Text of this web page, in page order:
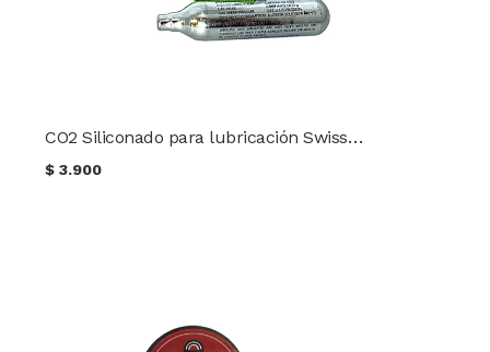
CO2 Siliconado para lubricación Swiss Arms 12 g. (1 ud.)
$3.900